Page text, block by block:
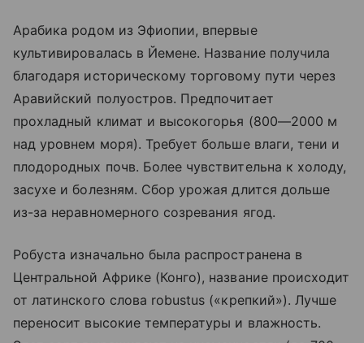
Арабика родом из Эфиопии, впервые
культивировалась в Йемене. Название получила
благодаря историческому торговому пути через
Аравийский полуостров. Предпочитает
прохладный климат и высокогорья (800—2000 м
над уровнем моря). Требует больше влаги, тени и
плодородных почв. Более чувствительна к холоду,
засухе и болезням. Сбор урожая длится дольше
из-за неравномерного созревания ягод.
Робуста изначально была распространена в
Центральной Африке (Конго), название происходит
от латинского слова robustus («крепкий»). Лучше
переносит высокие температуры и влажность.